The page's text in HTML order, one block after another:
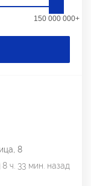
150 000 000+
8
8 ч. 33 мин. назад